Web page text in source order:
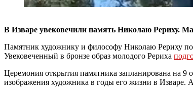
В Изваре увековечили память Николаю Рериху.
Памятник художнику и философу Николаю Рериху
Увековеченный в бронзе образ молодого Рериха
Церемония открытия памятника запланирована на 9
изображения художника в годы его жизни в Изваре.